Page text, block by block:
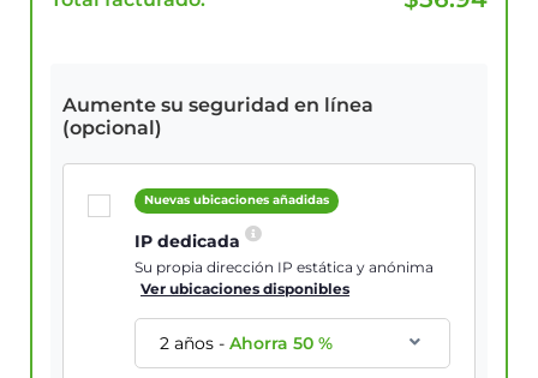
Aumente su seguridad en línea
(opcional)
Nuevas ubicaciones añadidas
IP dedicada
Su propia dirección IP estática y anónima
Ver ubicaciones disponibles
2 años-Ahorra50 %